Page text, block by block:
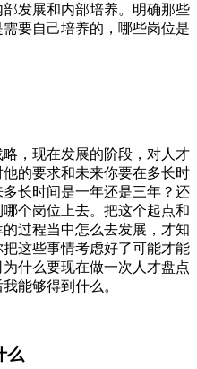
发展和内部培养。明确那些
要自己培养的，哪些岗位是
，现在发展的阶段，对人才
的要求和未来你要在多长时
长时间是一年还是三年？还
个岗位上去。把这个起点和
过程当中怎么去发展，才知
这些事情考虑好了可能才能
什么要现在做一次人才盘点
能够得到什么。
么